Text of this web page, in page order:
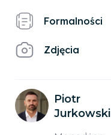
Formalności
Zdjęcia
Piotr
Jurkowski